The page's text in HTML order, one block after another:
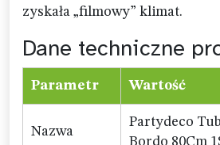
zyskała „filmowy” klimat.
Dane techniczne
Parametr Wartość
Nazwa
Partydeco
Bordo 80Cm